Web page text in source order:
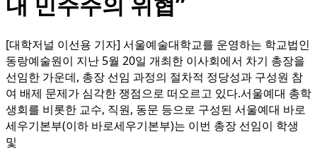
[대학저널 이선용 기자] 서울예술대학교를 운영하는 학교법인
동랑예술원이 지난 5월 20일 개최한 이사회에서 차기 총장을
선임한 가운데, 총장 선임 과정의 절차적 정당성과 구성원 참
여 배제 문제가 심각한 쟁점으로 떠오르고 있다.서울예대 총학
생회를 비롯한 교수, 직원, 동문 등으로 구성된 서울예대 바로
세우기본부(이하 바로세우기본부)는 이번 총장 선임이 학생
및